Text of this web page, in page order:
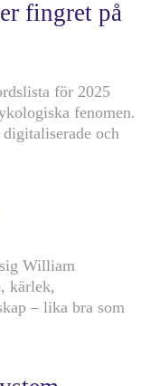
fingret på
för 2025
fenomen.
och
William
kärlek,
– lika bra som